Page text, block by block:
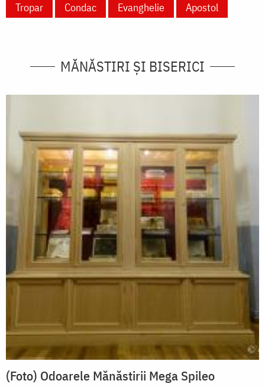
Tropar
Condac Evanghelie Apostol
MĂNĂSTIRI ȘI BISERICI
(Foto) Odoarele Mănăstirii Mega Spileo